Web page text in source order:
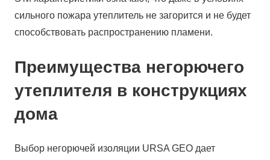
сильного пожара утеплитель не загорится и не будет
способствовать распространению пламени.
Преимущества негорючего
утеплителя в конструкциях
дома
Выбор негорючей изоляции URSA GEO дает